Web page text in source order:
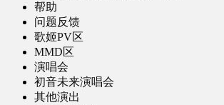
帮助
问题反馈
歌姬PV区
MMD区
演唱会
初音未来演唱会
其他演出